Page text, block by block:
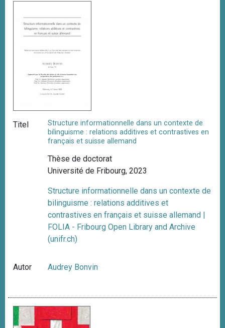
Titel
Structure informationnelle dans un contexte de
bilinguisme : relations additives et contrastives en
français et suisse allemand
Thèse de doctorat
Université de Fribourg, 2023
Structure informationnelle dans un contexte de
bilinguisme : relations additives et
contrastives en français et suisse allemand |
FOLIA - Fribourg Open Library and Archive
(unifr.ch)
Autor Audrey Bonvin